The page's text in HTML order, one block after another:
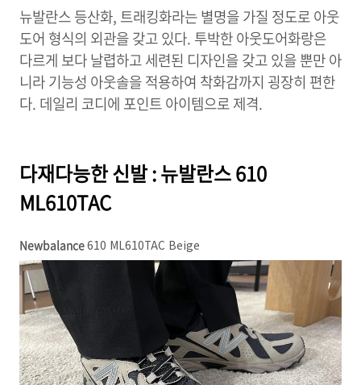
뉴발란스 등산화, 트래킹화라는 별명을 가질 정도로 아웃
도어 형식의 외관을 갖고 있다. 투박한 아웃도어화랑은
다르게 보다 날렵하고 세련된 디자인을 갖고 있을 뿐만 아
니라 기능성 아웃솔을 적용하여 착화감까지 굉장히 편한
다. 데일리 코디에 포인트 아이템으로 제격.
다재다능한 신발 : 뉴발란스 610
ML610TAC
Newbalance610 ML610TAC Beige